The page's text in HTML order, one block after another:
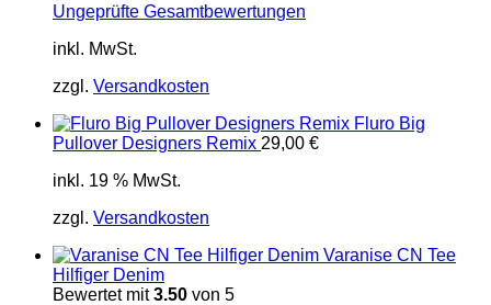
Ungeprüfte Gesamtbewertungen
inkl. MwSt.
zzgl. Versandkosten
Fluro Big
Pullover Designers Remix 29,00 €
inkl. 19 % MwSt.
zzgl. Versandkosten
Varanise CN Tee
Hilfiger Denim
Bewertet mit3.50 von 5